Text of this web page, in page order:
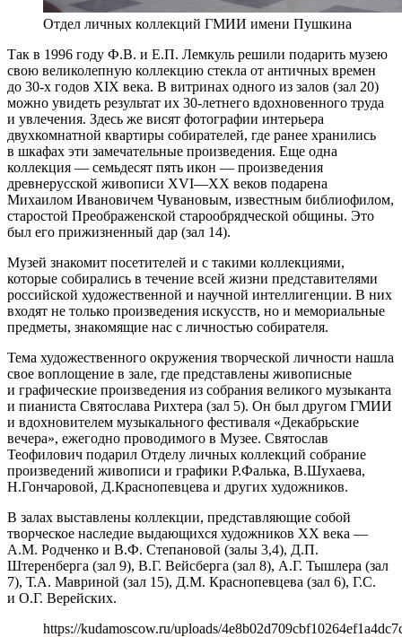
Отдел личных коллекций ГМИИ имени Пушкина
Так в 1996 году Ф.В. и Е.П. Лемкуль решили подарить музею
свою великолепную коллекцию стекла от античных времен
до 30-х годов ХIХ века. В витринах одного из залов (зал 20)
можно увидеть результат их 30-летнего вдохновенного труда
и увлечения. Здесь же висят фотографии интерьера
двухкомнатной квартиры собирателей, где ранее хранились
в шкафах эти замечательные произведения. Еще одна
коллекция — семьдесят пять икон — произведения
древнерусской живописи XVI—ХХ веков подарена
Михаилом Ивановичем Чувановым, известным библиофилом,
старостой Преображенской старообрядческой общины. Это
был его прижизненный дар (зал 14).
Музей знакомит посетителей и с такими коллекциями,
которые собирались в течение всей жизни представителями
российской художественной и научной интеллигенции. В них
входят не только произведения искусств, но и мемориальные
предметы, знакомящие нас с личностью собирателя.
Тема художественного окружения творческой личности нашла
свое воплощение в зале, где представлены живописные
и графические произведения из собрания великого музыканта
и пианиста Святослава Рихтера (зал 5). Он был другом ГМИИ
и вдохновителем музыкального фестиваля «Декабрьские
вечера», ежегодно проводимого в Музее. Святослав
Теофилович подарил Отделу личных коллекций собрание
произведений живописи и графики Р.Фалька, В.Шухаева,
Н.Гончаровой, Д.Краснопевцева и других художников.
В залах выставлены коллекции, представляющие собой
творческое наследие выдающихся художников ХХ века —
А.М. Родченко и В.Ф. Степановой (залы 3,4), Д.П.
Штеренберга (зал 9), В.Г. Вейсберга (зал 8), А.Г. Тышлера (зал
7), Т.А. Мавриной (зал 15), Д.М. Краснопевцева (зал 6), Г.С.
и О.Г. Верейских.
https://kudamoscow.ru/uploads/